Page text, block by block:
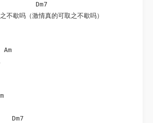
Dm7
吗（激情真的可取之不歇吗）
Am
Dm7